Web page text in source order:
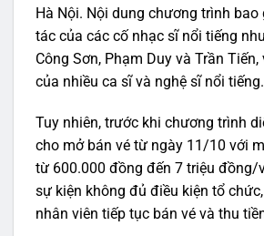
Hà Nội. Nội dung chương trình bao
tác của các cố nhạc sĩ nổi tiếng
Công Sơn, Phạm Duy và Trần
của nhiều ca sĩ và nghệ sĩ nổi tiếng.
Tuy nhiên, trước khi chương trình
cho mở bán vé từ ngày 11/10 với
từ 600.000 đồng đến 7 triệu đồng/
sự kiện không đủ điều kiện tổ
nhân viên tiếp tục bán vé và thu